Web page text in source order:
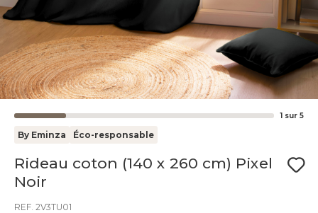
1 sur 5
By Eminza Éco-responsable
Rideau coton (140 x 260 cm) Pixel
Noir
REF. 2V3TU01